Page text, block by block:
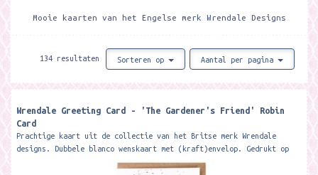
Mooie kaarten van het Engelse merk Wrendale Designs
134 resultaten Sorteren op Aantal per pagina
Wrendale Greeting Card - 'The Gardener's Friend' Robin
Card
Prachtige kaart uit de collectie van het Britse merk Wrendale
designs. Dubbele blanco wenskaart met (kraft)envelop. Gedrukt op